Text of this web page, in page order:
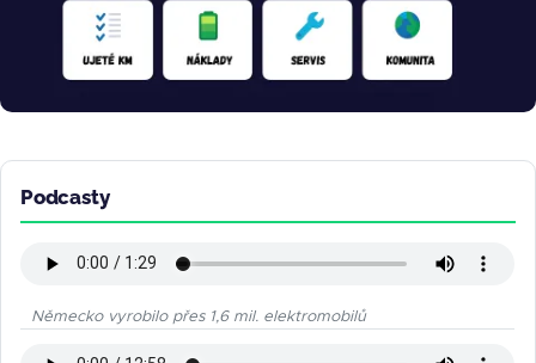
Podcasty
Německo vyrobilo přes 1,6 mil. elektromobilů